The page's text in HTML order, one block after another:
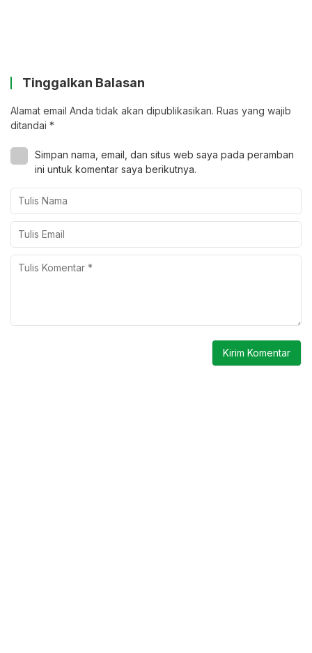
Tinggalkan Balasan
Alamat email Anda tidak akan dipublikasikan. Ruas yang wajib
ditandai *
Simpan nama, email, dan situs web saya pada peramban
ini untuk komentar saya berikutnya.